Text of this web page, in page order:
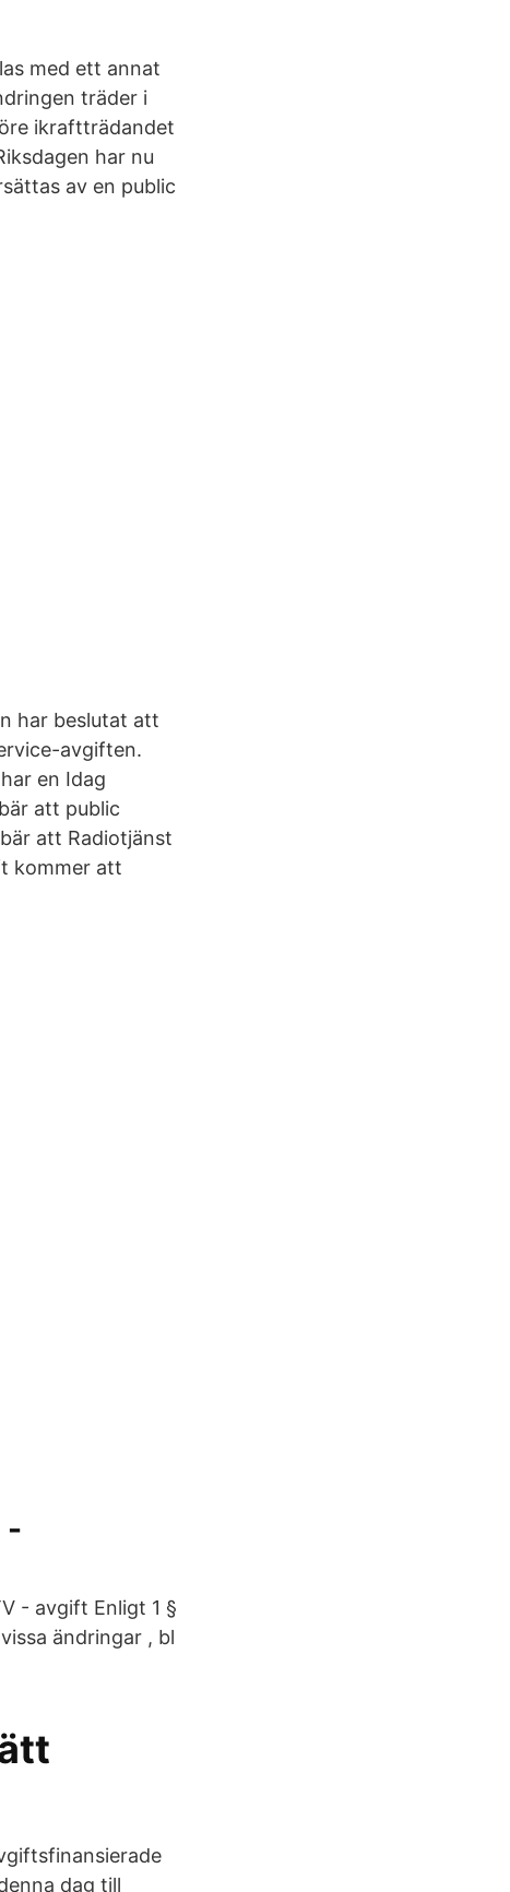
med ett annat
träder i
ikraftträdandet
har nu
av en public
har beslutat att
avgiften.
en Idag
att public
att Radiotjänst
kommer att
-
- avgift Enligt 1 §
ändringar , bl
dag till